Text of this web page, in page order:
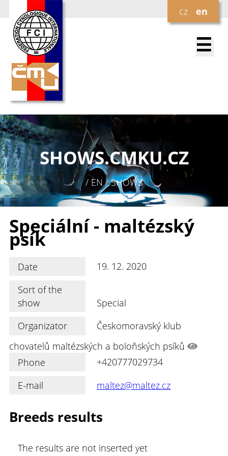
cz en
☰
SHOWS.CMKU.CZ
/ EN / SHOWS
Speciální - maltézský
psík
Date
19. 12. 2020
Sort of the
show
Special
Organizator
Českomoravský klub
chovatelů maltézských a boloňských psíků
Phone
+420777029734
E-mail
maltez@maltez.cz
Breeds results
The results are not inserted yet